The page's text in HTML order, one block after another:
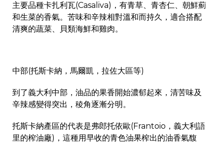
主要品種卡扎利瓦(Casaliva)，有青草、青杏仁、朝鮮薊
和生菜的香氣。苦味和辛辣相對溫和而持久，適合搭配
清爽的蔬菜、貝類海鮮和雞肉。
中部(托斯卡納，馬爾凱，拉佐大區等)
到了義大利中部，油品的果香開始濃郁起來，清苦味及
辛辣感變得突出，稜角逐漸分明。
托斯卡納產區的代表是弗郎托依歐(Frantoio，義大利語
里的榨油廠)，這種用早收的青色油果榨出的油香氣馥